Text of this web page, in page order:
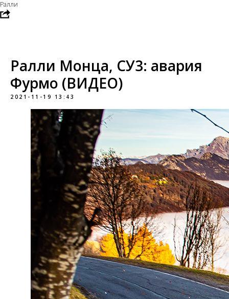
Ралли
Ралли Монца, СУ3: авария
Фурмо (ВИДЕО)
2021-11-19 13:43